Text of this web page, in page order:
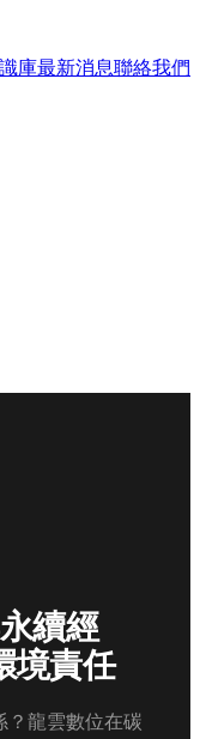
庫最新消息聯絡我們
續經
境責任
？龍雲數位在碳